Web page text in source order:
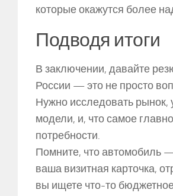
которые окажутся более
Подводя итоги
В заключении, давайте
России — это не просто
Нужно исследовать рынок,
модели, и, что самое
потребности.
Помните, что автомобиль
ваша визитная карточка,
вы ищете что-то